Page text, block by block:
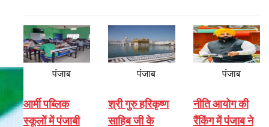
पंजाब
आर्मी पब्लिक
स्कूलों में पंजाबी
पंजाब
श्री गुरु हरिकृष्ण
साहिब जी के
पंजाब
नीति आयोग की
रैंकिंग में पंजाब ने